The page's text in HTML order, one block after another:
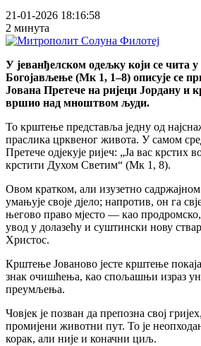
21-01-2026 18:16:58
2 минута
У јеванђелском одељку који се чита
Богојављење (Мк 1, 1–8) описује се
Јована Претече на ријеци Јордану и
вршио над мноштвом људи.
То крштење представља једну од
праслика црквеног живота. У самом
Претече одјекује ријеч: „Ја вас крстих
крстити Духом Светим“ (Мк 1, 8).
Овом кратком, али изузетно
умањује своје дјело; напротив, он га
његово право мјесто — као
увод у долазећу и суштински нову
Христос.
Крштење Јованово јесте крштење
знак очишћења, као спољашњи израз
преумљења.
Човјек је позван да препозна свој
промијени животни пут. То је
корак, али није и коначни циљ.